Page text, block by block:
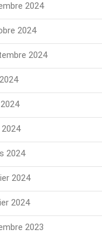
2024
2024
2024
2024
2024
2024
2023